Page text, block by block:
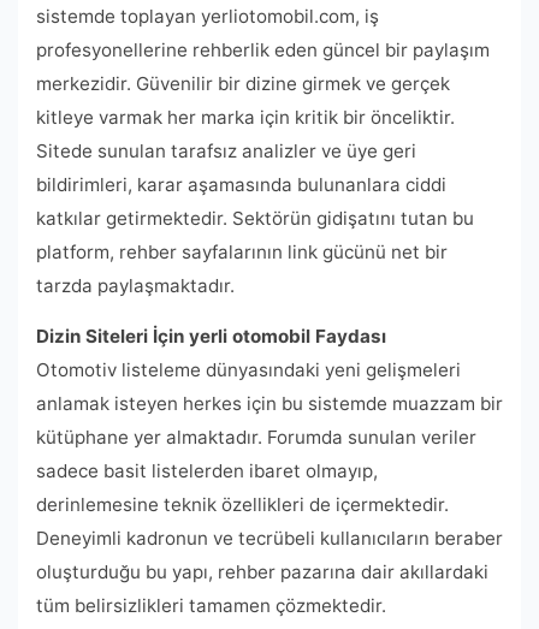
sistemde toplayan yerliotomobil.com, iş
profesyonellerine rehberlik eden güncel bir paylaşım
merkezidir. Güvenilir bir dizine girmek ve gerçek
kitleye varmak her marka için kritik bir önceliktir.
Sitede sunulan tarafsız analizler ve üye geri
bildirimleri, karar aşamasında bulunanlara ciddi
katkılar getirmektedir. Sektörün gidişatını tutan bu
platform, rehber sayfalarının link gücünü net bir
tarzda paylaşmaktadır.
Dizin Siteleri İçin yerli otomobil Faydası
Otomotiv listeleme dünyasındaki yeni gelişmeleri
anlamak isteyen herkes için bu sistemde muazzam bir
kütüphane yer almaktadır. Forumda sunulan veriler
sadece basit listelerden ibaret olmayıp,
derinlemesine teknik özellikleri de içermektedir.
Deneyimli kadronun ve tecrübeli kullanıcıların beraber
oluşturduğu bu yapı, rehber pazarına dair akıllardaki
tüm belirsizlikleri tamamen çözmektedir.